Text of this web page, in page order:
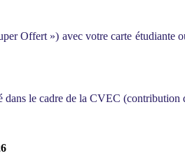
Offert ») avec votre carte étudiante
le cadre de la CVEC (contribution